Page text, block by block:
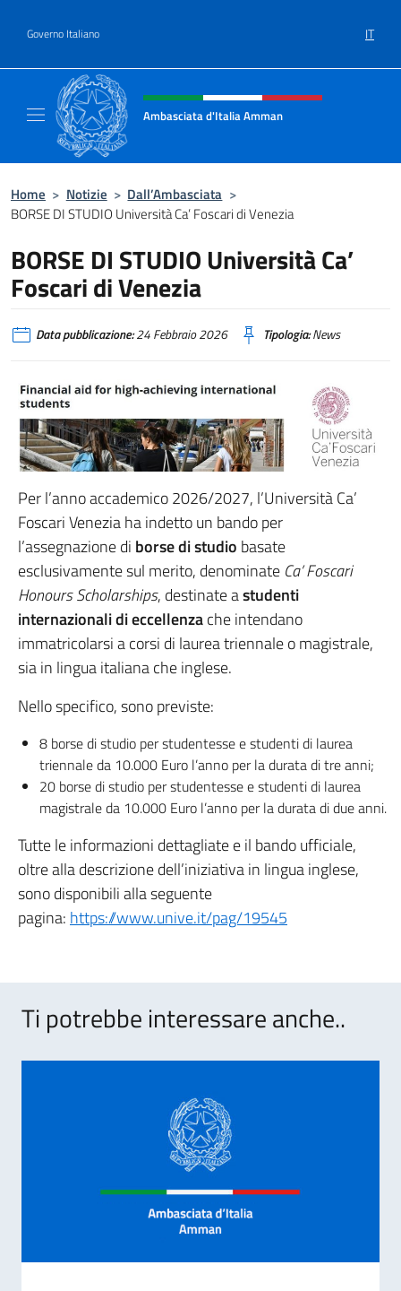
Governo Italiano IT
Intestazione sito, social e menù
Ambasciata d'Italia Amman
Home > Notizie > Dall’Ambasciata >
BORSE DI STUDIO Università Ca’ Foscari di Venezia
BORSE DI STUDIO Università Ca’
Foscari di Venezia
Data pubblicazione:24 Febbraio 2026 Tipologia:News
Per l’anno accademico 2026/2027, l’Università Ca’
Foscari Venezia ha indetto un bando per
l’assegnazione di borse di studio basate
esclusivamente sul merito, denominate Ca’ Foscari
Honours Scholarships, destinate astudenti
internazionali di eccellenzache intendano
immatricolarsi a corsi di laurea triennale o magistrale,
sia in lingua italiana che inglese.
Nello specifico, sono previste:
8 borse di studio per studentesse e studenti di laurea
triennale da 10.000 Euro l’anno per la durata di tre anni;
20 borse di studio per studentesse e studenti di laurea
magistrale da 10.000 Euro l’anno per la durata di due anni.
Tutte le informazioni dettagliate e il bando ufficiale,
oltre alla descrizione dell’iniziativa in lingua inglese,
sono disponibili alla seguente
pagina: https://www.unive.it/pag/19545
Ti potrebbe interessare anche..